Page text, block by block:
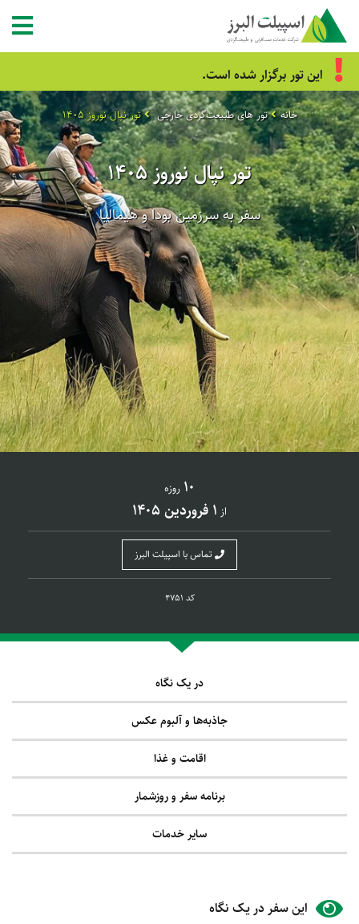
این تور برگزار شده است.
خانه تور های طبیعت‌گردی خارجی تور نپال نوروز 1405
تور نپال نوروز 1405
سفر به سرزمین بودا و هیمالیا
10 روزه
از 1 فروردین 1405
تماس با اسپیلت البرز
کد 4751
در یک نگاه
جاذبه‌ها و آلبوم عکس
اقامت و غذا
برنامه سفر و روزشمار
سایر خدمات
این سفر در یک نگاه